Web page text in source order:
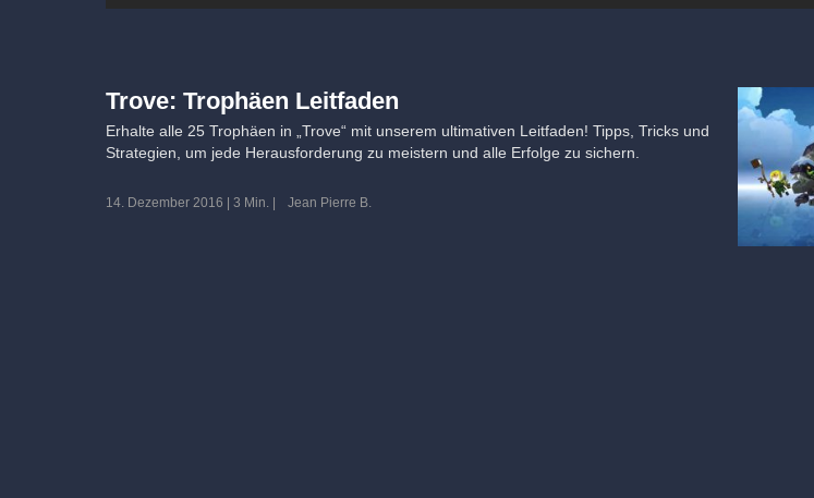
Trove: Trophäen Leitfaden
Erhalte alle 25 Trophäen in „Trove“ mit unserem ultimativen Leitfaden! Tipps, Tricks und
Strategien, um jede Herausforderung zu meistern und alle Erfolge zu sichern.
14. Dezember 2016 3 Min. Jean Pierre B.